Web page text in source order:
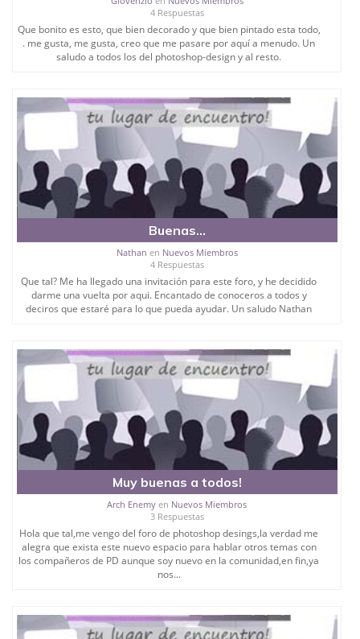
4 Respuestas
Que bonito es esto, que bien decorado y que bien pintado esta todo,
. me gusta, me gusta, creo que me pasare por aquí a menudo. Un
saludo a todos los del photoshop-design y al resto.
Buenas...
Nathan en Nuevos Miembros
4 Respuestas
Que tal? Me ha llegado una invitación para este foro, y he decidido
darme una vuelta por aqui. Encantado de conoceros a todos y
deciros que estaré para lo que pueda ayudar. Un saludo Nathan
Muy buenas a todos!
Arch Enemy en Nuevos Miembros
3 Respuestas
Hola que tal,me vengo del foro de photoshop desings,la verdad me
alegra que exista este nuevo espacio para hablar otros temas con
los compañeros de PD aunque soy nuevo en la comunidad,en fin,ya
nos...